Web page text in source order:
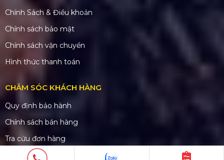
Chính Sách & Điều khoản
Chính sách bảo mật
Chính sách vận chuyển
Hình thức thanh toán
CHĂM SÓC KHÁCH HÀNG
Quy định bảo hành
Chính sách bán hàng
Tra cứu đơn hàng
Hướng dẫn đăng ký